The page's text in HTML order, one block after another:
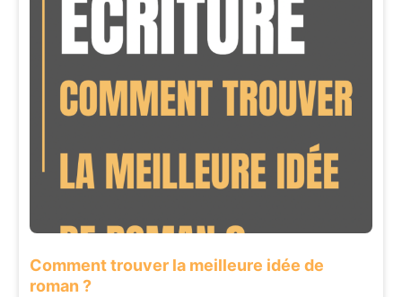
Comment trouver la meilleure idée de
roman ?